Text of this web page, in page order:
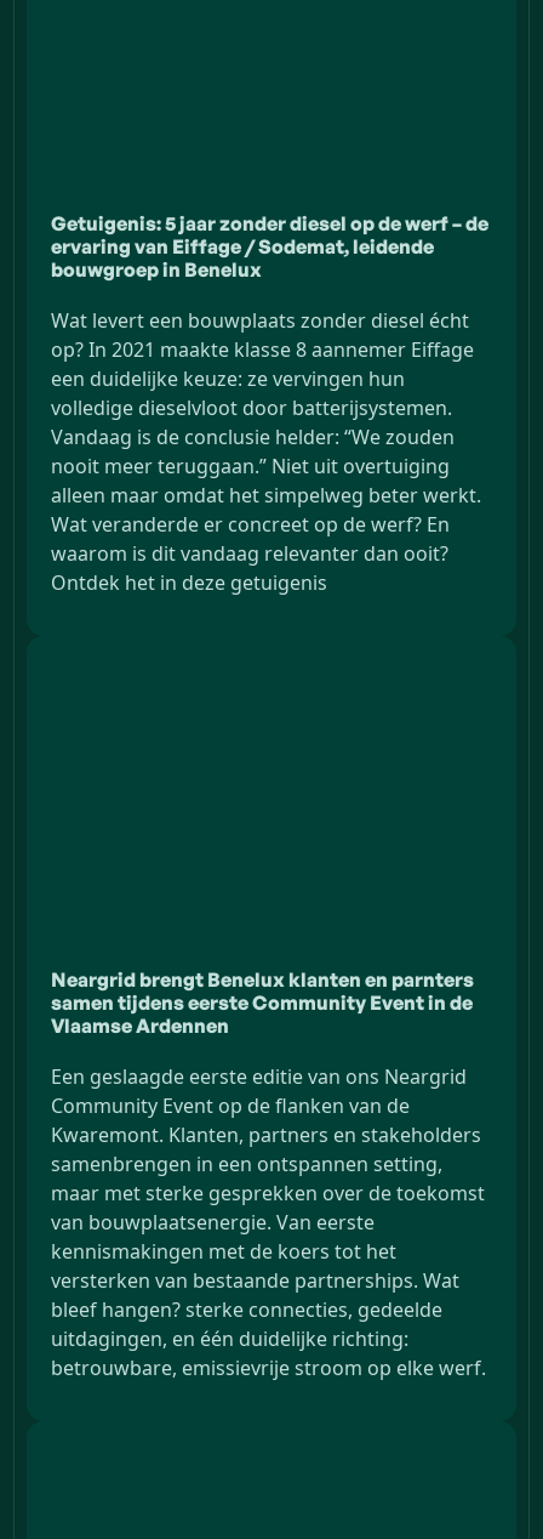
Getuigenis: 5 jaar zonder diesel op de werf – de
ervaring van Eiffage / Sodemat, leidende
bouwgroep in Benelux
Wat levert een bouwplaats zonder diesel écht
op? In 2021 maakte klasse 8 aannemer Eiffage
een duidelijke keuze: ze vervingen hun
volledige dieselvloot door batterijsystemen.
Vandaag is de conclusie helder: “We zouden
nooit meer teruggaan.” Niet uit overtuiging
alleen maar omdat het simpelweg beter werkt.
Wat veranderde er concreet op de werf? En
waarom is dit vandaag relevanter dan ooit?
Ontdek het in deze getuigenis
Neargrid brengt Benelux klanten en parnters
samen tijdens eerste Community Event in de
Vlaamse Ardennen
Een geslaagde eerste editie van ons Neargrid
Community Event op de flanken van de
Kwaremont. Klanten, partners en stakeholders
samenbrengen in een ontspannen setting,
maar met sterke gesprekken over de toekomst
van bouwplaatsenergie. Van eerste
kennismakingen met de koers tot het
versterken van bestaande partnerships. Wat
bleef hangen? sterke connecties, gedeelde
uitdagingen, en één duidelijke richting:
betrouwbare, emissievrije stroom op elke werf.